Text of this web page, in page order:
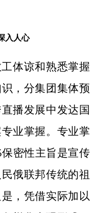
入人心
体谅和熟悉掌握
，分集团集体预
播发展中发达国
业掌握。专业掌
密性主旨是宣传
俄联邦传统的祖
，凭借实际加以